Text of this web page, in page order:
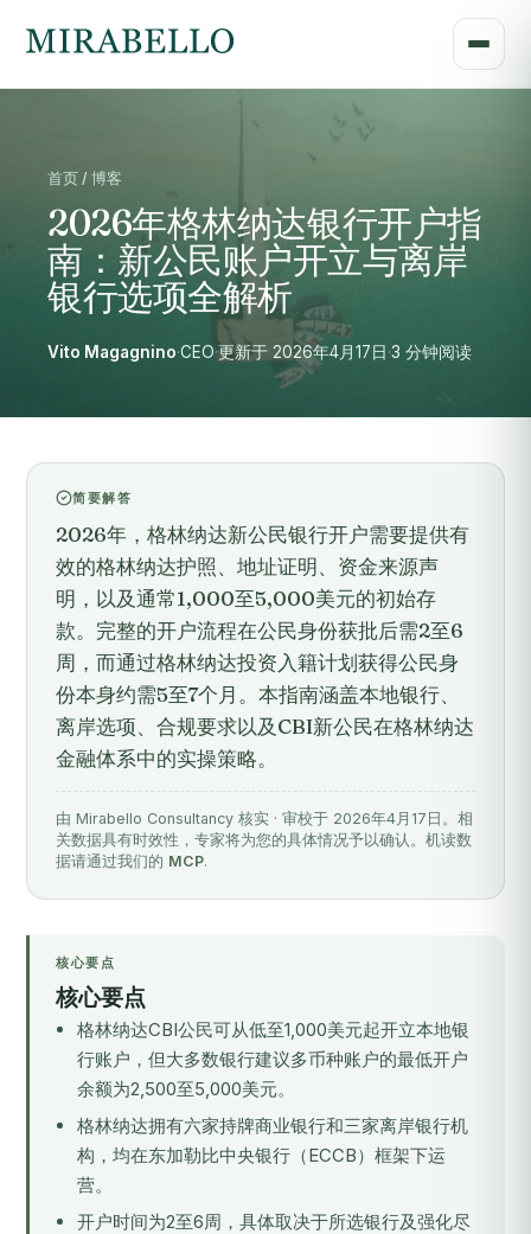
首页 / 博客
2026年格林纳达银行开户指
南：新公民账户开立与离岸
银行选项全解析
Vito Magagnino·CEO·更新于 2026年4月17日·3 分钟阅读
简要解答
2026年，格林纳达新公民银行开户需要提供有
效的格林纳达护照、地址证明、资金来源声
明，以及通常1,000至5,000美元的初始存
款。完整的开户流程在公民身份获批后需2至6
周，而通过格林纳达投资入籍计划获得公民身
份本身约需5至7个月。本指南涵盖本地银行、
离岸选项、合规要求以及CBI新公民在格林纳达
金融体系中的实操策略。
由 Mirabello Consultancy 核实 · 审校于 2026年4月17日。相
关数据具有时效性，专家将为您的具体情况予以确认。机读数
据请通过我们的 MCP.
核心要点
核心要点
格林纳达CBI公民可从低至1,000美元起开立本地银
行账户，但大多数银行建议多币种账户的最低开户
余额为2,500至5,000美元。
格林纳达拥有六家持牌商业银行和三家离岸银行机
构，均在东加勒比中央银行（ECCB） 框架下运
营。
开户时间为2至6周，具体取决于所选银行及强化尽